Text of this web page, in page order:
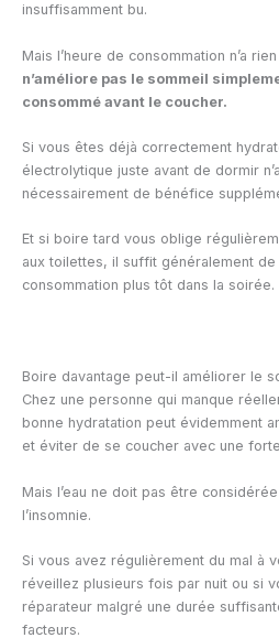
insuffisamment bu.
Mais l’heure de consommation n’a
n’améliore pas le sommeil
consommé avant le coucher.
Si vous êtes déjà correctement
électrolytique juste avant de dormir
nécessairement de bénéfice
Et si boire tard vous oblige
aux toilettes, il suffit généralement
consommation plus tôt dans la soirée.
Boire davantage peut-il améliorer le
Chez une personne qui manque
bonne hydratation peut évidemment
et éviter de se coucher avec une
Mais l’eau ne doit pas être
l’insomnie.
Si vous avez régulièrement du mal à
réveillez plusieurs fois par nuit ou si
réparateur malgré une durée
facteurs.